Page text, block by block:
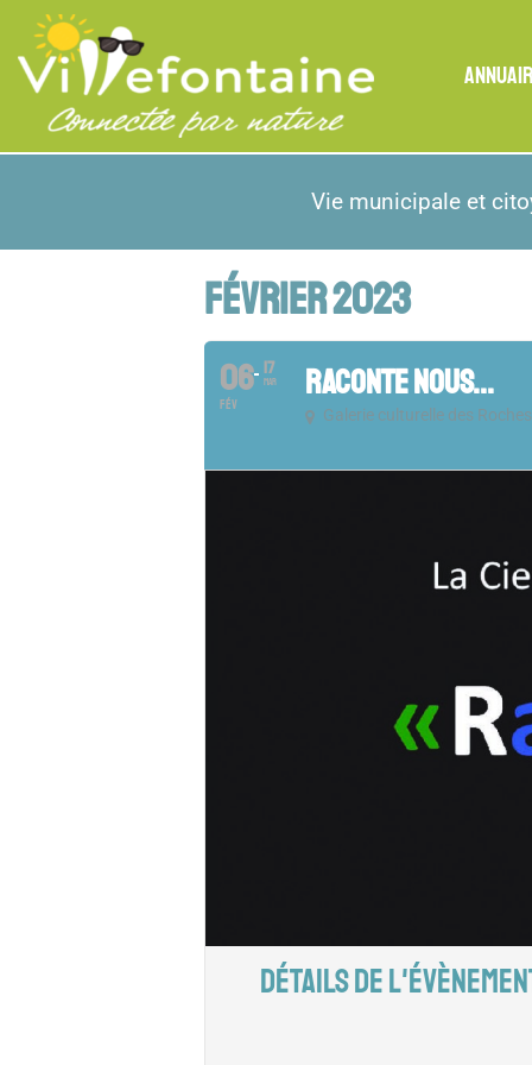
Vie municipale et
FÉVRIER 2023
06
FÉV
17
MAR RACONTE NOUS...
Galerie culturelle des Roches
DÉTAILS DE